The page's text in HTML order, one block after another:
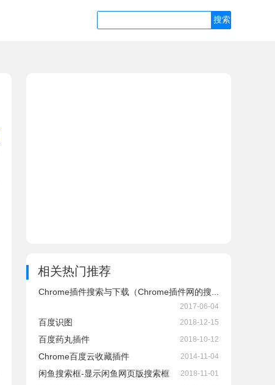
相关热门推荐
Chrome插件搜索与下载（Chrome插件网的搜...
2017-06-04
百度识图 2018-12-15
百度药丸插件 2018-10-12
Chrome百度云收藏插件 2014-11-04
闲鱼搜索框-显示闲鱼网页版搜索框 2018-11-01